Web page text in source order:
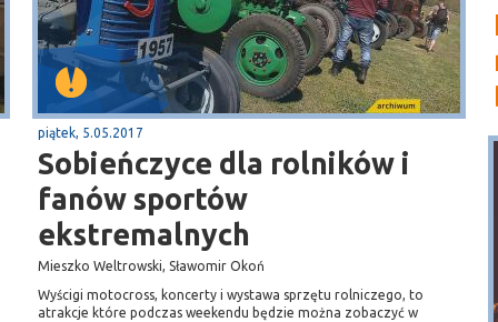
piątek, 5.05.2017
Sobieńczyce dla rolników i
fanów sportów
ekstremalnych
Mieszko Weltrowski, Sławomir Okoń
Wyścigi motocross, koncerty i wystawa sprzętu rolniczego, to
atrakcje które podczas weekendu będzie można zobaczyć w